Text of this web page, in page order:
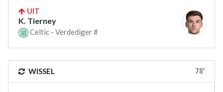
UIT
K. Tierney
Celtic - Verdediger #
WISSEL 78'